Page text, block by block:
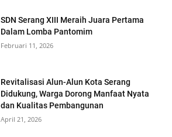
SDN Serang XIII Meraih Juara Pertama
Dalam Lomba Pantomim
Februari 11, 2026
Revitalisasi Alun-Alun Kota Serang
Didukung, Warga Dorong Manfaat Nyata
dan Kualitas Pembangunan
April 21, 2026